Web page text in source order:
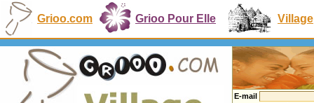
Grioo.com Grioo Pour Elle Village
E-mail